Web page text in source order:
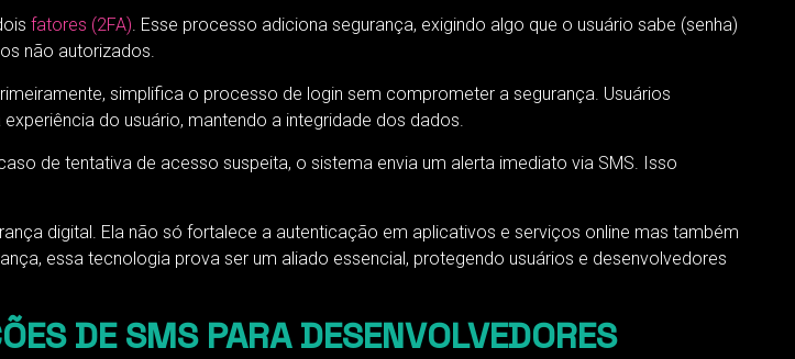
fatores (2FA). Esse processo adiciona segurança, exigindo algo que o usuário sabe (senha)
não autorizados.
simplifica o processo de login sem comprometer a segurança. Usuários
do usuário, mantendo a integridade dos dados.
de tentativa de acesso suspeita, o sistema envia um alerta imediato via SMS. Isso
digital. Ela não só fortalece a autenticação em aplicativos e serviços online mas também
essa tecnologia prova ser um aliado essencial, protegendo usuários e desenvolvedores
DE SMS PARA DESENVOLVEDORES